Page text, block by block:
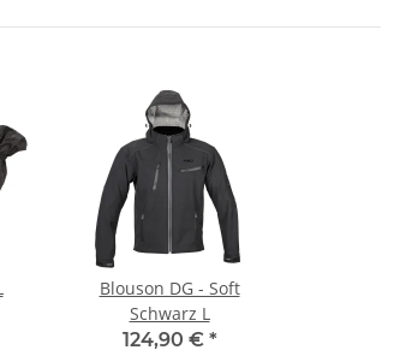
Blouson DG - Soft
Schwarz L
124,90 € *